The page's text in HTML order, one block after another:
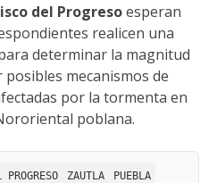
del Progresoesperan
realicen una
determinar la magnitud
mecanismos de
por la tormenta en
poblana.
ZAUTLA PUEBLA